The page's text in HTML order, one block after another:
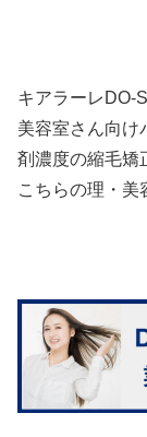
キアラーレDO-
美容室さん向け
剤濃度の縮毛矯
こちらの理・美